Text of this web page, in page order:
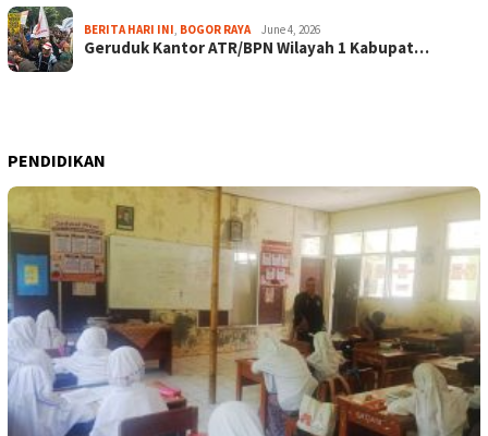
BERITA HARI INI, BOGOR RAYA June 4, 2026
Geruduk Kantor ATR/BPN Wilayah 1 Kabupat…
PENDIDIKAN